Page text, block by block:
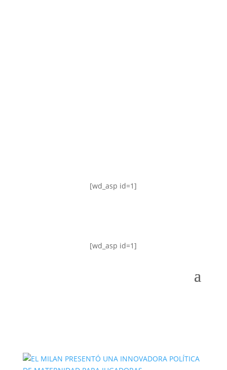
[wd_asp id=1]
[wd_asp id=1]